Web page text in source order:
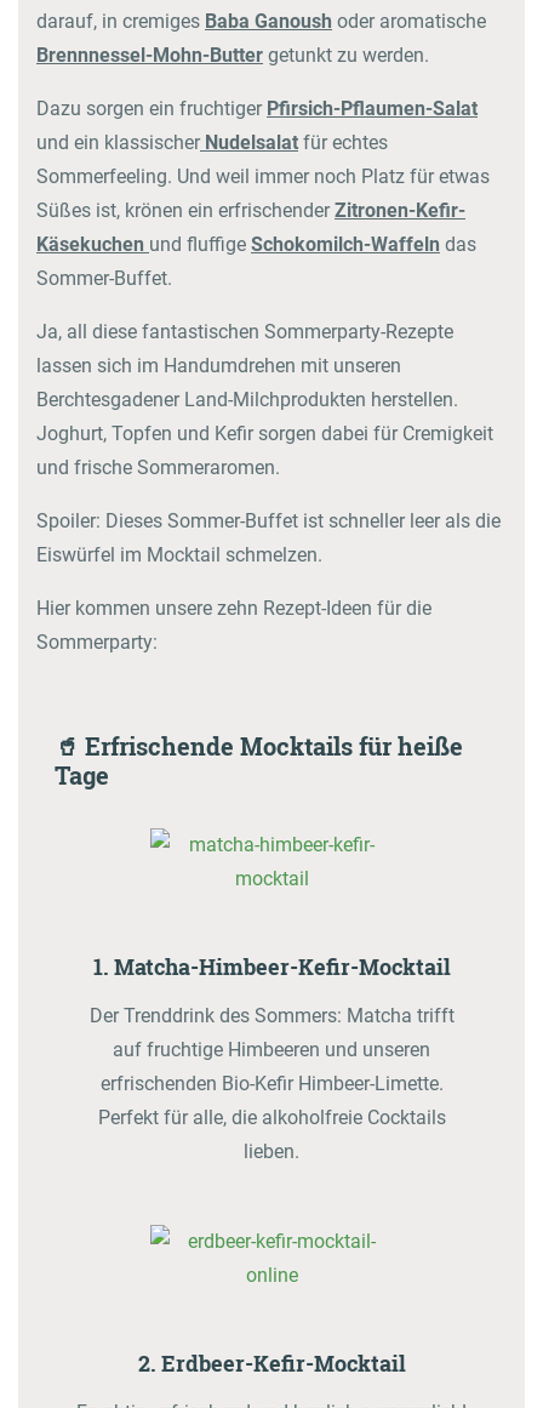
Kontakt
darauf, in cremiges Baba Ganoush oder aromatische
Brennnessel-Mohn-Butter getunkt zu werden.
Dazu sorgen ein fruchtiger Pfirsich-Pflaumen-Salat
und ein klassischer Nudelsalat für echtes
Sommerfeeling. Und weil immer noch Platz für etwas
Süßes ist, krönen ein erfrischenderZitronen-Kefir-
Käsekuchen und fluffige Schokomilch-Waffeln das
Sommer-Buffet.
Ja, all diese fantastischen Sommerparty-Rezepte
lassen sich im Handumdrehen mit unseren
Berchtesgadener Land-Milchprodukten herstellen.
Joghurt, Topfen und Kefir sorgen dabei für Cremigkeit
und frische Sommeraromen.
Spoiler: Dieses Sommer-Buffet ist schneller leer als die
Eiswürfel im Mocktail schmelzen.
Hier kommen unsere zehn Rezept-Ideen für die
Sommerparty:
🥤 Erfrischende Mocktails für heiße
Tage
1. Matcha-Himbeer-Kefir-Mocktail
Der Trenddrink des Sommers: Matcha trifft
auf fruchtige Himbeeren und unseren
erfrischenden Bio-Kefir Himbeer-Limette.
Perfekt für alle, die alkoholfreie Cocktails
lieben.
2. Erdbeer-Kefir-Mocktail